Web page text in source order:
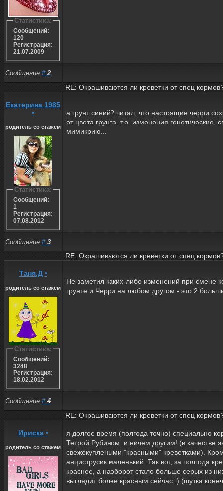
Статистика:
Сообщений:
120
Регистрация:
21.07.2009
Сообщение # 2
RE: Окрашиваются ли креветки от спец
Екатерина 1985
•
родитель со стажем
Статистика:
Сообщений:
1
Регистрация:
07.08.2012
а грунт синий? читал, что настоящие черри
от цвета грунта. т.е. изменения генетические,
мимикрию...
Сообщение # 3
RE: Окрашиваются ли креветки от спец
Таня.Д •
родитель со стажем
Статистика:
Сообщений:
3248
Регистрация:
18.02.2012
Не заметил каких-либо изменений при смене
грунте и Черри на любом другом - это 2
Сообщение # 4
RE: Окрашиваются ли креветки от спец
Ириска •
родитель со стажем
я долгое время (полгода точно) специально
Тетрой Рубином. и ничем другим! (в качестве
свежекуплеными "красными" креветками).
анциструсик маленький. Так вот, за полгода
краснее, а наоборот стало больше серых из
выглядит более красным сейчас :) (шутка